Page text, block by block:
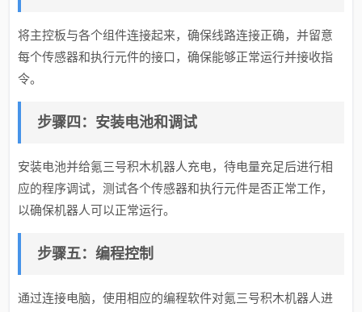
将主控板与各个组件连接起来，确保线路连接正确，并留意
每个传感器和执行元件的接口，确保能够正常运行并接收指
令。
步骤四：安装电池和调试
安装电池并给氪三号积木机器人充电，待电量充足后进行相
应的程序调试，测试各个传感器和执行元件是否正常工作，
以确保机器人可以正常运行。
步骤五：编程控制
通过连接电脑，使用相应的编程软件对氪三号积木机器人进